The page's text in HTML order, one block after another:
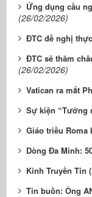
Ứng dụng cầu
(26/02/2026)
ĐTC đề nghị
ĐTC sẽ thăm
(26/02/2026)
Vatican ra mắt
Sự kiện “Tưởng
Giáo triều Roma
Dòng Đa Minh:
Kinh Truyền Tin
Tin buồn: Ông